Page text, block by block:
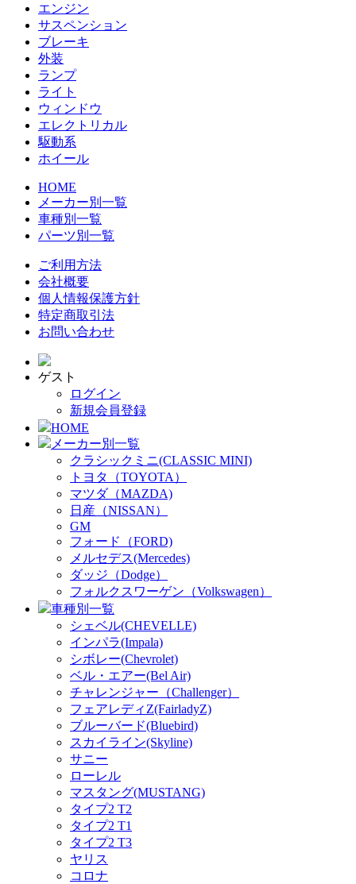
エンジン
サスペンション
ブレーキ
外装
ランプ
ライト
ウィンドウ
エレクトリカル
駆動系
ホイール
HOME
メーカー別一覧
車種別一覧
パーツ別一覧
ご利用方法
会社概要
個人情報保護方針
特定商取引法
お問い合わせ
ゲスト
ログイン
新規会員登録
HOME
メーカー別一覧
クラシックミニ(CLASSIC MINI)
トヨタ（TOYOTA）
マツダ（MAZDA)
日産（NISSAN）
GM
フォード（FORD)
メルセデス(Mercedes)
ダッジ（Dodge）
フォルクスワーゲン（Volkswagen）
車種別一覧
シェベル(CHEVELLE)
インパラ(Impala)
シボレー(Chevrolet)
ベル・エアー(Bel Air)
チャレンジャー（Challenger）
フェアレディZ(FairladyZ)
ブルーバード(Bluebird)
スカイライン(Skyline)
サニー
ローレル
マスタング(MUSTANG)
タイプ2 T2
タイプ2 T1
タイプ2 T3
ヤリス
コロナ